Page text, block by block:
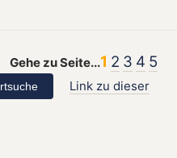
Gehe zu Seite...1 2 3 4 5
Link zu dieser